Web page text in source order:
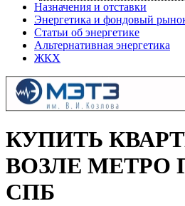
Назначения и отставки
Энергетика и фондовый
Статьи об энергетике
Альтернативная энергетика
ЖКХ
КУПИТЬ
ВОЗЛЕ МЕТРО
СПБ